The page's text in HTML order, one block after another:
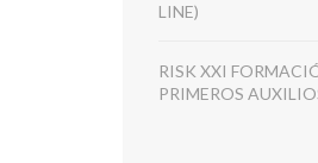
LINE)
RISK XXI
PRIMEROS